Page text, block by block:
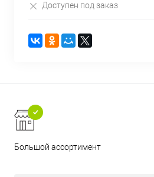
Доступен под заказ
Большой ассортимент